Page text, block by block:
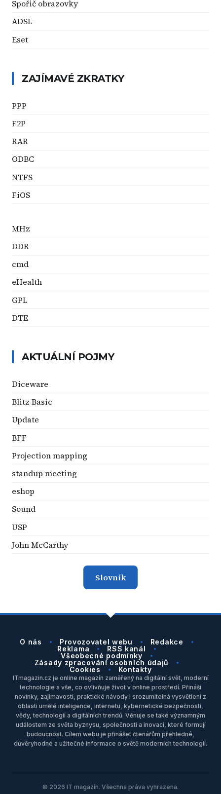
Spořič obrazovky
ADSL
Eset
ZAJÍMAVÉ ZKRATKY
PPP
F2P
RAR
ODBC
NTFS
FiOS
MHz
DDR
cmd
eHealth
GPL
DTE
AKTUÁLNÍ POJMY
Diceware
Blitz Basic
Update
BFF
Projection mapping
standup meeting
eshop
Sound
USP
John McCarthy
Slovník
O nás Provozovatel webu
Redakce
Reklama
RSS kanál
Všeobecné podmínky
Zásady zpracování osobních údajů
Cookies
Kontakty
ITmagazin.cz je online magazín zaměřený na digitální svět, moderní
technologie a vše, co ovlivňuje život v online prostředí. Přináší
novinky, zajímavosti, praktické návody i srozumitelná vysvětlení z
oblasti umělé inteligence, internetu, kybernetické bezpečnosti,
vědy, technologií a digitálních trendů. Věnuje se také významným
událostem ze světa byznysu, společnosti a inovací, které formují
budoucnost. Cílem webu je přinášet čtenářům přehledné,
důvěryhodné a užitečné informace o světě moderních technologií.
© 2026 IT magazín. Všechna práva vyhrazena.